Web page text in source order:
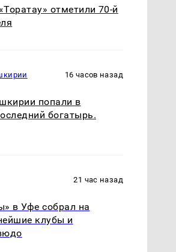
отметили 70-й
16 часов назад
попали в
богатырь.
21 час назад
в Уфе собрал на
клубы и